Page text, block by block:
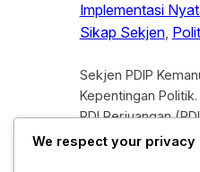
Implementasi
Sikap Sekjen,
Sekjen PDIP
Kepentingan
PDI Perjuangan
bahwa nilai-nilai
We respect your privacy